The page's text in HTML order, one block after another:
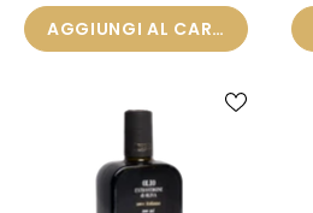
AGGIUNGI AL CARRELLO